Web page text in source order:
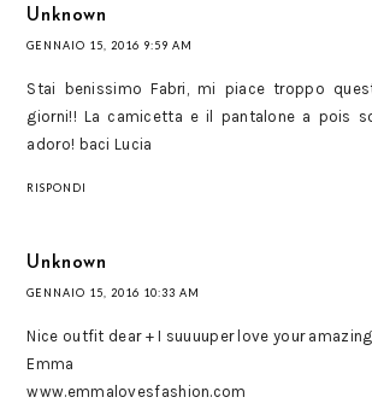
Unknown
GENNAIO 15, 2016 9:59 AM
Stai benissimo Fabri, mi piace troppo
giorni!! La camicetta e il pantalone a pois
adoro! baci Lucia
RISPONDI
Unknown
GENNAIO 15, 2016 10:33 AM
Nice outfit dear + I suuuuper love your
Emma
www.emmalovesfashion.com